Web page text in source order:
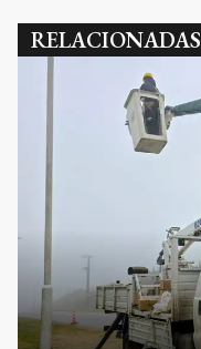
RELACIONADAS